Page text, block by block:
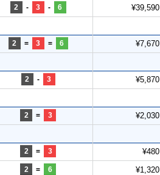
2 - 3 - 6 ¥39,590
2 = 3 = 6 ¥7,670
2 - 3 ¥5,870
2 = 3 ¥2,030
2 = 3 ¥480
2 = 6 ¥1,320